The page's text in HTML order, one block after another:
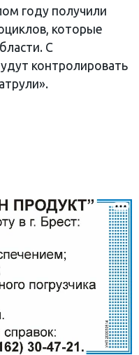
году получили
которые
С
контролировать